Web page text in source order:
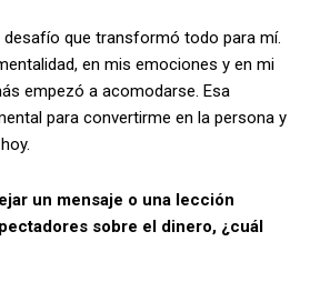
que transformó todo para mí.
en mis emociones y en mi
empezó a acomodarse. Esa
para convertirme en la persona y
un mensaje o una lección
sobre el dinero, ¿cuál